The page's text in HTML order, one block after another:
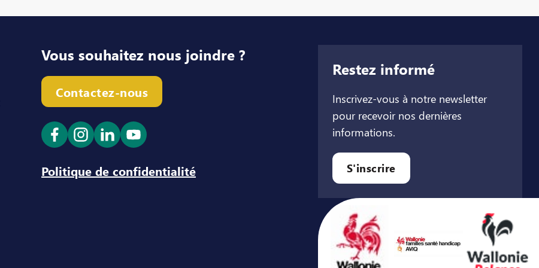
Vous souhaitez nous joindre ?
Contactez-nous
Ouvrir le lien dans un nouvel onglet
Ouvrir le lien dans un nouvel onglet
Ouvrir le lien dans un nouvel onglet
Ouvrir le lien dans un nouvel onglet
Politique de confidentialité
Restez informé
Inscrivez-vous à notre newsletter
pour recevoir nos dernières
informations.
S'inscrire
Avec le soutien de ...